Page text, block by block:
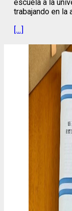
escuela a la
trabajando en la
[…]